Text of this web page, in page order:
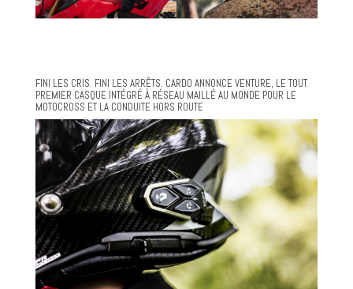
FINI LES CRIS. FINI LES ARRÊTS. CARDO ANNONCE VENTURE, LE TOUT
PREMIER CASQUE INTÉGRÉ À RÉSEAU MAILLÉ AU MONDE POUR LE
MOTOCROSS ET LA CONDUITE HORS ROUTE